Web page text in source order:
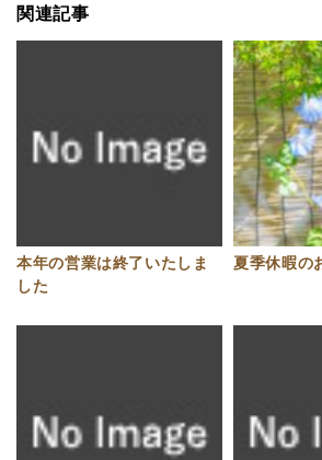
関連記事
本年の営業は終了いたしま
した
夏季休暇の